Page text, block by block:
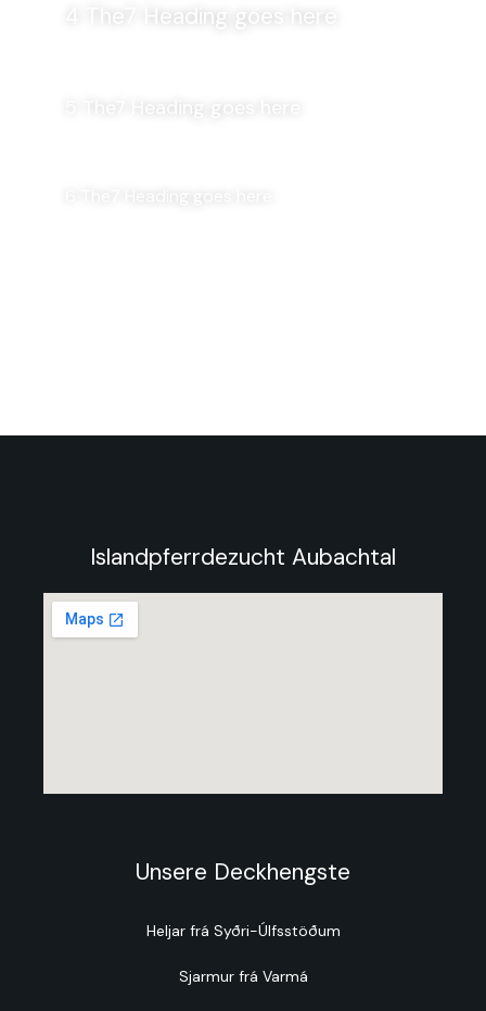
4 The7 Heading goes here
Islandpferrdezucht Aubachtal
Unsere Deckhengste
Heljar frá Syðri-Úlfsstöðum
Sjarmur frá Varmá